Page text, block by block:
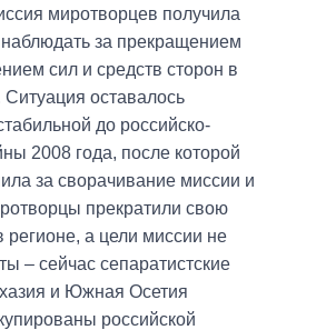
миротворцев получила
за прекращением
сил и средств сторон в
оставалось
до российско-
2008 года, после которой
за сворачивание миссии и
прекратили свою
регионе, а цели миссии не
– сейчас сепаратистские
и Южная Осетия
российской